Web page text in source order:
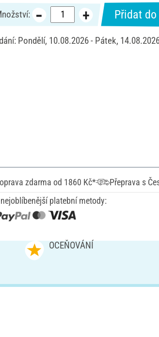
Přidat
Pondělí, 10.08.2026 - Pátek,
zdarma od 1860 Kč*
Přeprava s
platební metody:
OCEŇOVÁNÍ